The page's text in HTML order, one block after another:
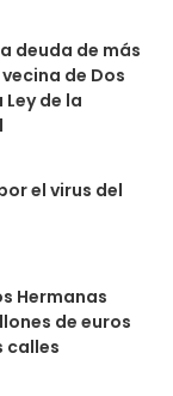
deuda de más
de Dos
de la
el virus del
Hermanas
de euros
calles